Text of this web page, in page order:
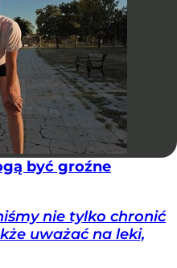
być groźne
nie tylko chronić
uważać na leki,